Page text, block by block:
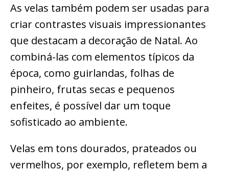
As velas também podem ser usadas para
criar contrastes visuais impressionantes
que destacam a decoração de Natal. Ao
combiná-las com elementos típicos da
época, como guirlandas, folhas de
pinheiro, frutas secas e pequenos
enfeites, é possível dar um toque
sofisticado ao ambiente.
Velas em tons dourados, prateados ou
vermelhos, por exemplo, refletem bem a